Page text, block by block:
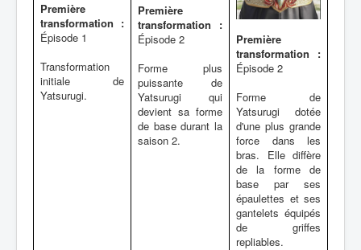
Première
transformation :
Épisode 1
Transformation
initiale de
Yatsurugi.
Première
transformation :
Épisode 2
Forme plus
puissante de
Yatsurugi qui
devient sa forme
de base durant la
saison 2.
Première
transformation :
Épisode 2
Forme de
Yatsurugi dotée
d'une plus grande
force dans les
bras. Elle diffère
de la forme de
base par ses
épaulettes et ses
gantelets équipés
de griffes
repliables.